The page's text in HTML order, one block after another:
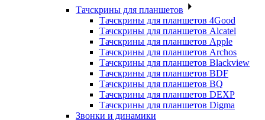
Тачскрины для планшетов
Тачскрины для планшетов 4Good
Тачскрины для планшетов Alcatel
Тачскрины для планшетов Apple
Тачскрины для планшетов Archos
Тачскрины для планшетов Blackview
Тачскрины для планшетов BDF
Тачскрины для планшетов BQ
Тачскрины для планшетов DEXP
Тачскрины для планшетов Digma
Звонки и динамики